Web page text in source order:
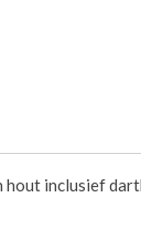
inclusief